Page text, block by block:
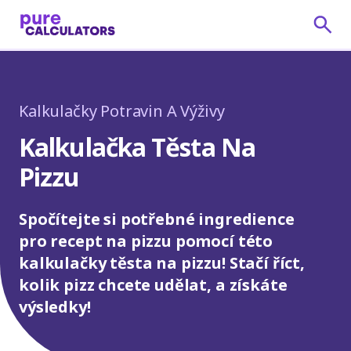
Kalkulačky Potravin A Výživy
Kalkulačka Těsta Na
Pizzu
Spočítejte si potřebné ingredience
pro recept na pizzu pomocí této
kalkulačky těsta na pizzu! Stačí říct,
kolik pizz chcete udělat, a získáte
výsledky!